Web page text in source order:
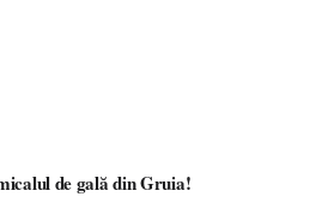
de gală din Gruia!